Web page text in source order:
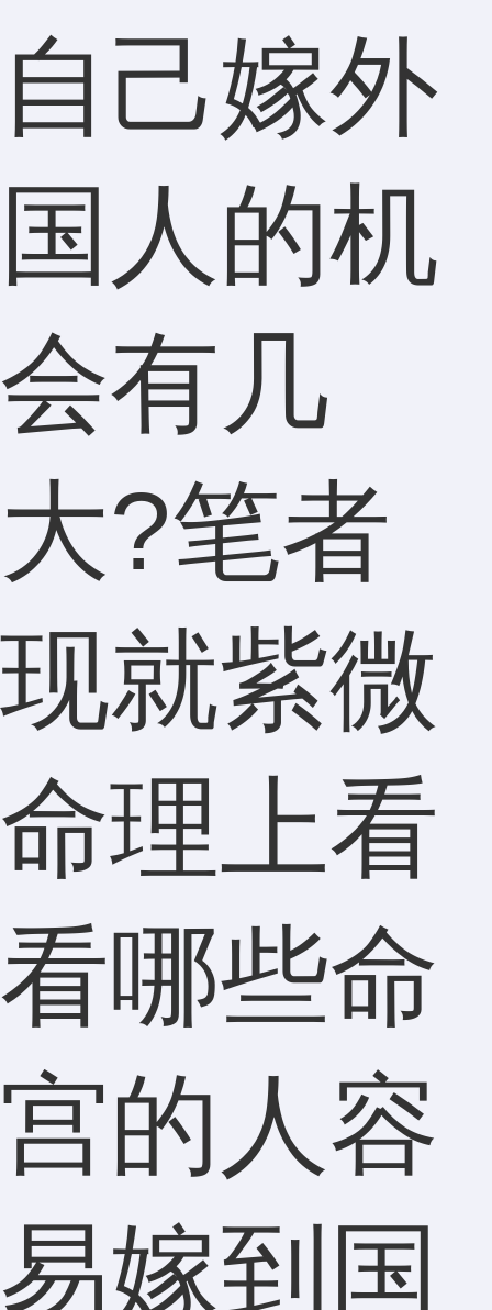
自己嫁外
国人的机
会有几
大?笔者
现就紫微
命理上看
看哪些命
宫的人容
易嫁到国